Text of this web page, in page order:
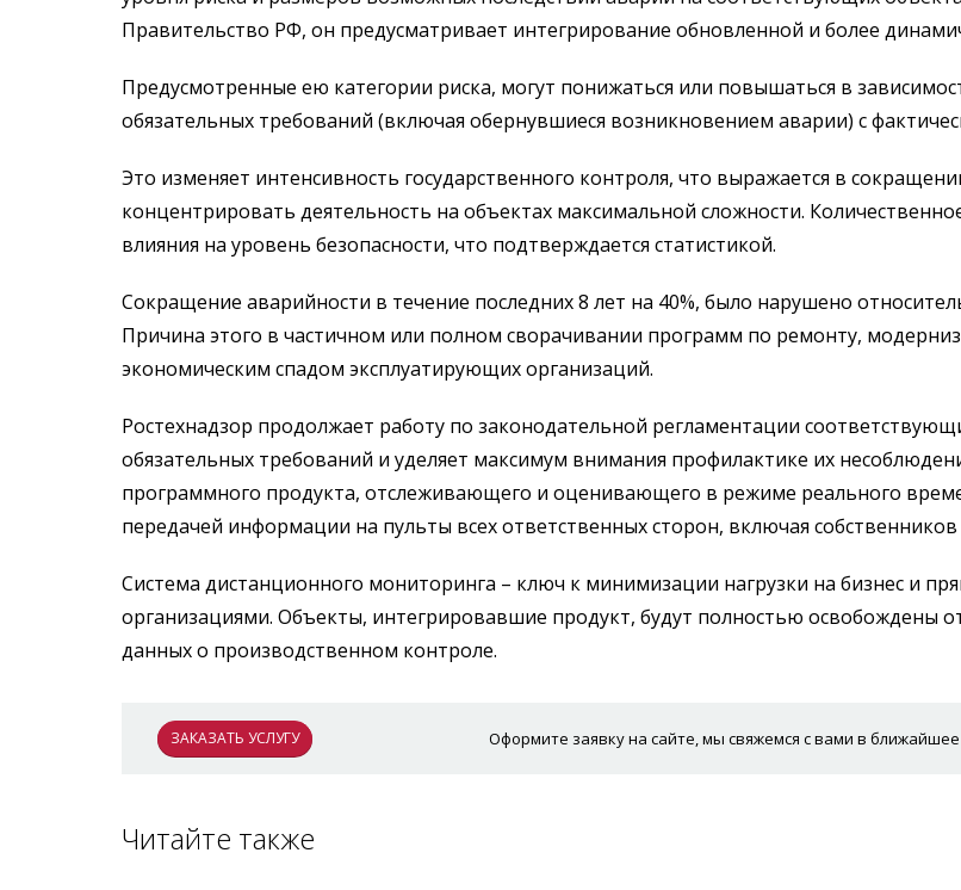
Правительство РФ, он предусматривает интегрирование обновленной и более
Предусмотренные ею категории риска, могут понижаться или повышаться в
обязательных требований (включая обернувшиеся возникновением аварии) с
Это изменяет интенсивность государственного контроля, что выражается в
концентрировать деятельность на объектах максимальной сложности.
влияния на уровень безопасности, что подтверждается статистикой.
Сокращение аварийности в течение последних 8 лет на 40%, было нарушено
Причина этого в частичном или полном сворачивании программ по ремонту,
экономическим спадом эксплуатирующих организаций.
Ростехнадзор продолжает работу по законодательной регламентации
обязательных требований и уделяет максимум внимания профилактике их
программного продукта, отслеживающего и оценивающего в режиме реального
передачей информации на пульты всех ответственных сторон, включая
Система дистанционного мониторинга – ключ к минимизации нагрузки на бизнес и
организациями. Объекты, интегрировавшие продукт, будут полностью освобождены
данных о производственном контроле.
ЗАКАЗАТЬ УСЛУГУ Оформите заявку на сайте, мы свяжемся с вами в
Читайте также